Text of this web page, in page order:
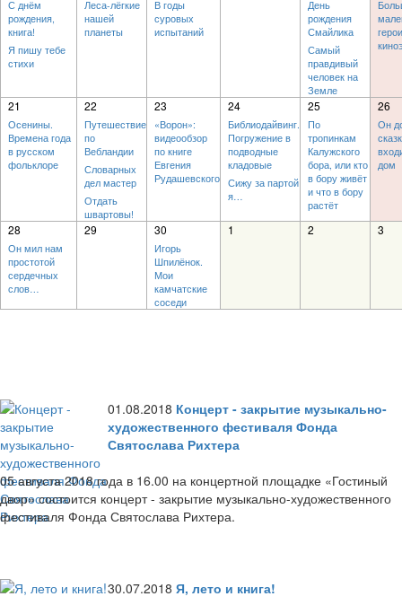
С днём
рождения,
книга!
Я пишу тебе
стихи
Леса-лёгкие
нашей
планеты
В годы
суровых
испытаний
День
рождения
Смайлика
Самый
правдивый
человек на
Земле
21
Осенины.
Времена года
в русском
фольклоре
22
Путешествие
по
Вебландии
Словарных
дел мастер
Отдать
швартовы!
23
«Ворон»:
видеообзор
по книге
Евгения
Рудашевского
24
Библиодайвинг.
Погружение в
подводные
кладовые
Сижу за партой
я…
25
По
тропинкам
Калужского
бора, или кто
в бору живёт
и что в бору
растёт
26
Он
дом
28
Он мил нам
простотой
сердечных
слов…
29 30
Игорь
Шпилёнок.
Мои
камчатские
соседи
1 2 3
01.08.2018 Концерт - закрытие музыкально-
художественного фестиваля Фонда
Святослава Рихтера
05 августа 2018 года в 16.00 на концертной площадке «Гостиный
двор» состоится концерт - закрытие музыкально-художественного
фестиваля Фонда Святослава Рихтера.
30.07.2018 Я, лето и книга!